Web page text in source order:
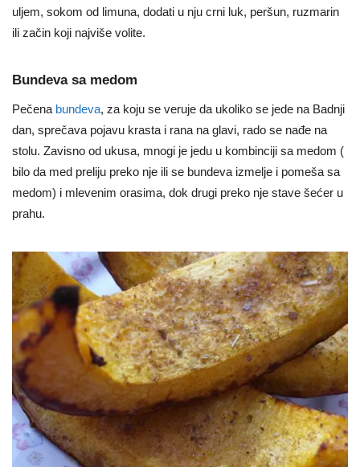
uljem, sokom od limuna, dodati u nju crni luk, peršun, ruzmarin
ili začin koji najviše volite.
Bundeva sa medom
Pečena bundeva, za koju se veruje da ukoliko se jede na Badnji
dan, sprečava pojavu krasta i rana na glavi, rado se nađe na
stolu. Zavisno od ukusa, mnogi je jedu u kombinciji sa medom (
bilo da med preliju preko nje ili se bundeva izmelje i pomeša sa
medom) i mlevenim orasima, dok drugi preko nje stave šećer u
prahu.